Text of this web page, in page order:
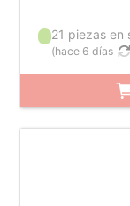
21 piezas en
(hace 6 días